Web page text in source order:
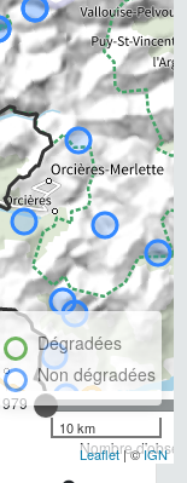
Nombre
Dégradées
Non dégradées
10 km
Leaflet| ©IGN